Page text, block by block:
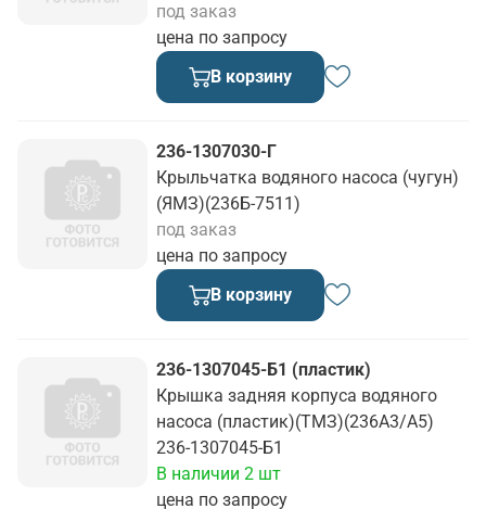
цена по запросу
под заказ
В корзину
236-1307030-Г
Крыльчатка водяного насоса (чугун)
(ЯМЗ)(236Б-7511)
цена по запросу
под заказ
В корзину
236-1307045-Б1 (пластик)
Крышка задняя корпуса водяного
насоса (пластик)(ТМЗ)(236А3/А5)
236-1307045-Б1
цена по запросу
В наличии 2 шт